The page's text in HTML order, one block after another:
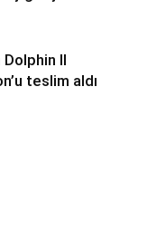
Dolphin II
teslim aldı